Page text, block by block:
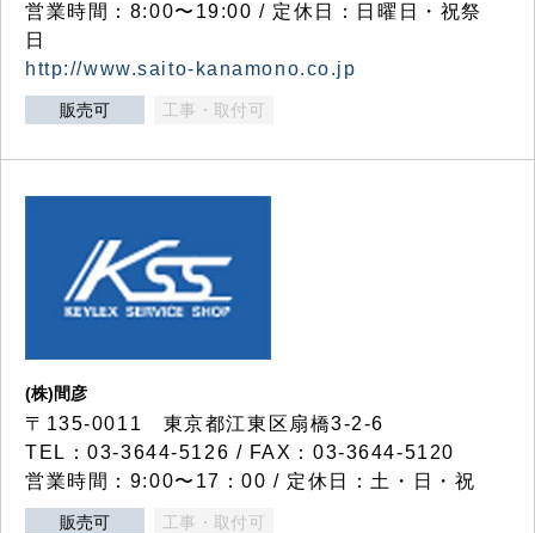
営業時間：8:00〜19:00 / 定休日：日曜日・祝祭
日
http://www.saito-kanamono.co.jp
販売可 工事・取付可
(株)間彦
〒135-0011 東京都江東区扇橋3-2-6
TEL：03-3644-5126 / FAX：03-3644-5120
営業時間：9:00〜17：00 / 定休日：土・日・祝
販売可 工事・取付可